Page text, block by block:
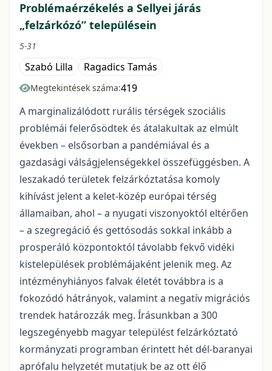
Problémaérzékelés a Sellyei járás
„felzárkózó” településein
5-31
Szabó Lilla Ragadics Tamás
Megtekintések száma:419
A marginalizálódott rurális térségek szociális
problémái felerősödtek és átalakultak az elmúlt
években – elsősorban a pandémiával és a
gazdasági válságjelenségekkel összefüggésben. A
leszakadó területek felzárkóztatása komoly
kihívást jelent a kelet-közép európai térség
államaiban, ahol – a nyugati viszonyoktól eltérően
– a szegregáció és gettósodás sokkal inkább a
prosperáló központoktól távolabb fekvő vidéki
kistelepülések problémájaként jelenik meg. Az
intézményhiányos falvak életét továbbra is a
fokozódó hátrányok, valamint a negatív migrációs
trendek határozzák meg. Írásunkban a 300
legszegényebb magyar települést felzárkóztató
kormányzati programban érintett hét dél-baranyai
aprófalu helyzetét mutatjuk be az ott élő